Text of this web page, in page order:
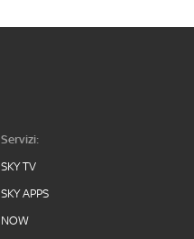
Servizi:
SKY TV
SKY APPS
NOW